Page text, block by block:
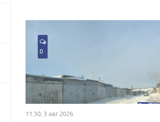
0
11:30, 3 авг 2026